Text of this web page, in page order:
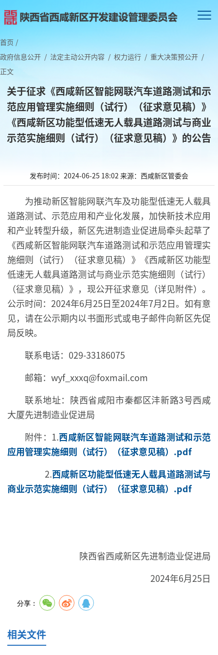
首页 /
政府信息公开 / 法定主动公开内容 / 权力运行 / 重大决策预公开 /
正文
关于征求《西咸新区智能网联汽车道路测试和示
范应用管理实施细则（试行）（征求意见稿）》
《西咸新区功能型低速无人载具道路测试与商业
示范实施细则（试行）（征求意见稿）》的公告
发布时间：2024-06-25 18:02 来源：西咸新区管委会
为推动新区智能网联汽车及功能型低速无人载具
道路测试、示范应用和产业化发展，加快新技术应用
和产业转型升级，新区先进制造业促进局牵头起草了
《西咸新区智能网联汽车道路测试和示范应用管理实
施细则（试行）（征求意见稿）》《西咸新区功能型
低速无人载具道路测试与商业示范实施细则（试行）
（征求意见稿）》，现公开征求意见（详见附件）。
公示时间：2024年6月25日至2024年7月2日。如有意
见，请在公示期内以书面形式或电子邮件向新区先促
局反映。
联系电话：029-33186075
邮箱：wyf_xxxq@foxmail.com
联系地址：陕西省咸阳市秦都区沣新路3号西咸
大厦先进制造业促进局
附件：1.西咸新区智能网联汽车道路测试和示范
应用管理实施细则（试行）（征求意见稿）.pdf
2.西咸新区功能型低速无人载具道路测试与
商业示范实施细则（试行）（征求意见稿）.pdf
陕西省西咸新区先进制造业促进局
2024年6月25日
分享：
相关文件